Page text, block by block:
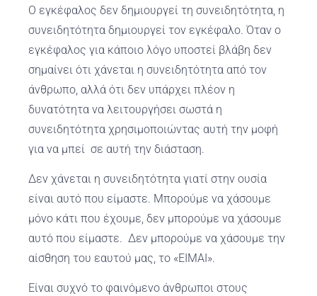
Ο εγκέφαλος δεν δημιουργεί τη συνειδητότητα, η
συνειδητότητα δημιουργεί τον εγκέφαλο. Όταν ο
εγκέφαλος για κάποιο λόγο υποστεί βλάβη δεν
σημαίνει ότι χάνεται η συνειδητότητα από τον
άνθρωπο, αλλά ότι δεν υπάρχει πλέον η
δυνατότητα να λειτουργήσει σωστά η
συνειδητότητα χρησιμοποιώντας αυτή την μοφή
για να μπεί σε αυτή την διάσταση.
Δεν χάνεται η συνειδητότητα γιατί στην ουσία
είναι αυτό που είμαστε. Μπορούμε να χάσουμε
μόνο κάτι που έχουμε, δεν μπορούμε να χάσουμε
αυτό που είμαστε. Δεν μπορούμε να χάσουμε την
αίσθηση του εαυτού μας, το «ΕΙΜΑΙ».
Είναι συχνό το φαινόμενο άνθρωποι στους